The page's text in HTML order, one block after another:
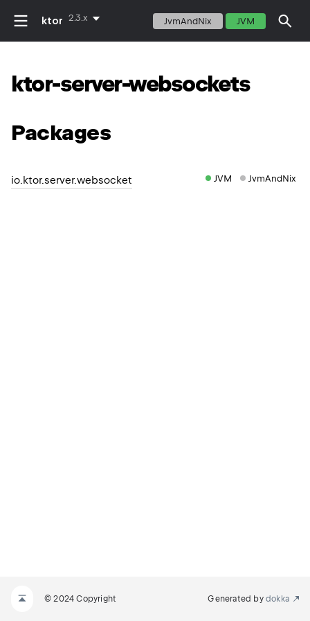
ktor 2.3.x JvmAndNix JVM
ktor-server-websockets
Packages
io.ktor.server.websocket JVM JvmAndNix
© 2024 Copyright Generated by dokka